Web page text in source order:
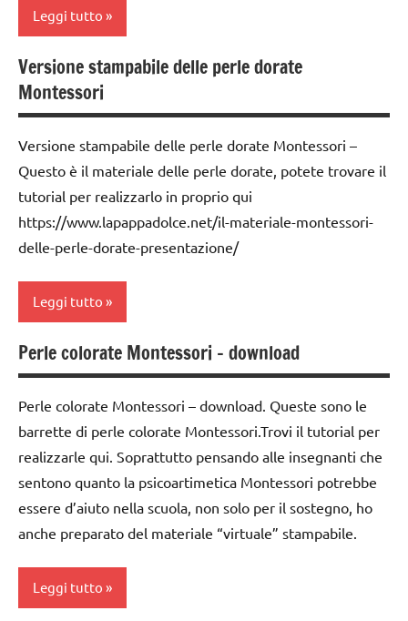
matematica
MATEMATICA
MONTESSORI
materiale
didattico
nomenclature
Montessori
psicoaritmetica
Montessori
ARGOMENTI
per
GUIDA
DIDATTICA
MONTESSORI
MATEMATICA
MATEMATICA
psicoaritmetica
TUTTI GLI
ARGOMENTI
PER ETA'
TUTTI GLI
ARTICOLI
Leggi tutto
classe
1a
2a
3a
costruire i
materiali
Montessori
6
anni
6
anni
DOWNLOAD
GIOCHI
giochi
per
Versione stampabile delle perle dorate
Montessori
Versione stampabile delle perle dorate Montessori –
Questo è il materiale delle perle dorate, potete trovare il
tutorial per realizzarlo in proprio qui
https://www.lapappadolce.net/il-materiale-montessori-
delle-perle-dorate-presentazione/
Leggi tutto
classe
1a
classe
2a
3a
costruire i
Montessori
Perle colorate Montessori – download
Perle colorate Montessori – download. Queste sono le
barrette di perle colorate Montessori.Trovi il tutorial per
realizzarle qui. Soprattutto pensando alle insegnanti che
sentono quanto la psicoartimetica Montessori potrebbe
essere d’aiuto nella scuola, non solo per il sostegno, ho
anche preparato del materiale “virtuale” stampabile.
Leggi tutto